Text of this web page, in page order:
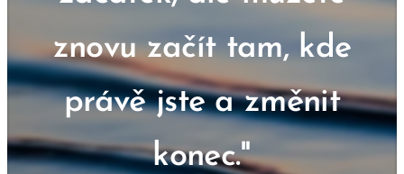
znovu začít tam, kde
právě jste a změnit
konec."